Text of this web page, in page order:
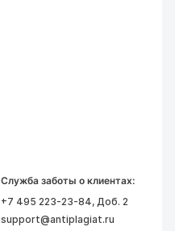
Служба заботы о клиентах:
+7 495 223-23-84, Доб. 2
support@antiplagiat.ru